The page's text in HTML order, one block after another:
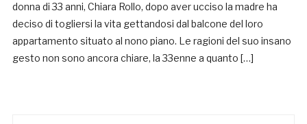
donna di 33 anni, Chiara Rollo, dopo aver ucciso la madre ha
deciso di togliersi la vita gettandosi dal balcone del loro
appartamento situato al nono piano. Le ragioni del suo insano
gesto non sono ancora chiare, la 33enne a quanto […]